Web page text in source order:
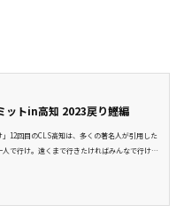
ットin高知 2023戻り鰹編
12回目のCLS高知は、多くの著名人が引用した
で行け。遠くまで行きたければみんなで行け（i